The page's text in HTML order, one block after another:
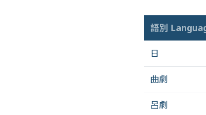
語別
日
曲劇
呂劇